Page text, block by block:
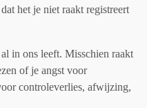
het je niet raakt registreert
in ons leeft. Misschien raakt
of je angst voor
controleverlies, afwijzing,